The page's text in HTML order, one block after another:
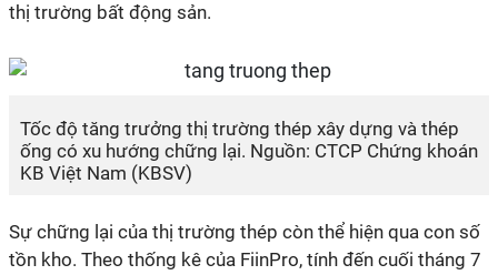
thị trường bất động sản.
Tốc độ tăng trưởng thị trường thép xây dựng và thép
ống có xu hướng chững lại. Nguồn: CTCP Chứng khoán
KB Việt Nam (KBSV)
Sự chững lại của thị trường thép còn thể hiện qua con số
tồn kho. Theo thống kê của FiinPro, tính đến cuối tháng 7